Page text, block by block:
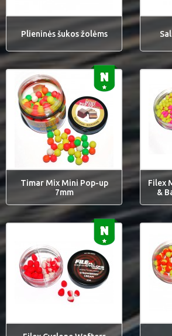
Plieninės šukos žolėms
Timar Mix Mini Pop-up
7mm
Filex
&